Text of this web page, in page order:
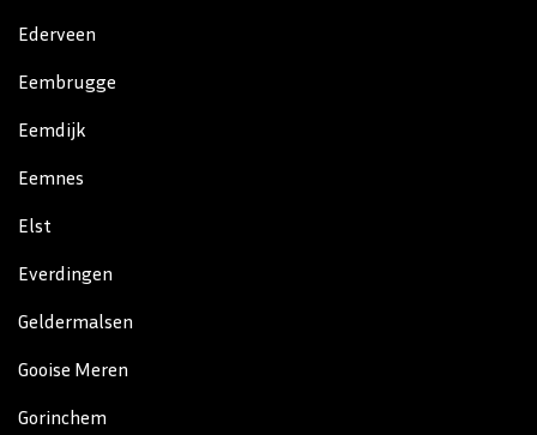
Ederveen
Eembrugge
Eemdijk
Eemnes
Elst
Everdingen
Geldermalsen
Gooise Meren
Gorinchem